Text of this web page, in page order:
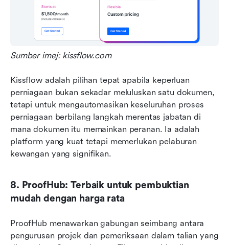
Sumber imej: kissflow.com
Kissflow adalah pilihan tepat apabila keperluan
perniagaan bukan sekadar meluluskan satu dokumen,
tetapi untuk mengautomasikan keseluruhan proses
perniagaan berbilang langkah merentas jabatan di
mana dokumen itu memainkan peranan. Ia adalah
platform yang kuat tetapi memerlukan pelaburan
kewangan yang signifikan.
8. ProofHub: Terbaik untuk pembuktian
mudah dengan harga rata
ProofHub menawarkan gabungan seimbang antara
pengurusan projek dan pemeriksaan dalam talian yang